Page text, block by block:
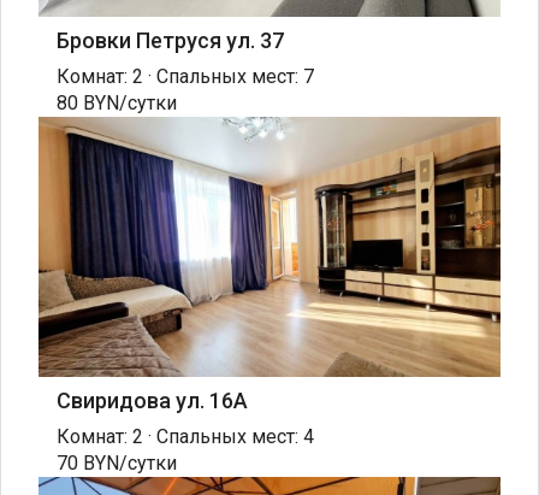
Бровки Петруся ул. 37
Комнат: 2 · Спальных мест: 7
80 BYN/сутки
Свиридова ул. 16А
Комнат: 2 · Спальных мест: 4
70 BYN/сутки